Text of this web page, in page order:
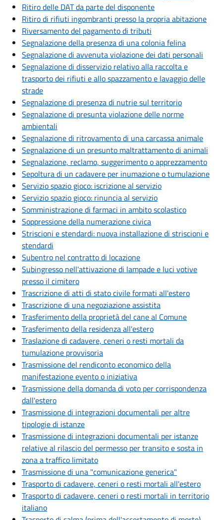
Ritiro delle DAT da parte del disponente
Ritiro di rifiuti ingombranti presso la propria abitazione
Riversamento del pagamento di tributi
Segnalazione della presenza di una colonia felina
Segnalazione di avvenuta violazione dei dati personali
Segnalazione di disservizio relativo alla raccolta e
trasporto dei rifiuti e allo spazzamento e lavaggio delle
strade
Segnalazione di presenza di nutrie sul territorio
Segnalazione di presunta violazione delle norme
ambientali
Segnalazione di ritrovamento di una carcassa animale
Segnalazione di un presunto maltrattamento di animali
Segnalazione, reclamo, suggerimento o apprezzamento
Sepoltura di un cadavere per inumazione o tumulazione
Servizio spazio gioco: iscrizione al servizio
Servizio spazio gioco: rinuncia al servizio
Somministrazione di farmaci in ambito scolastico
Soppressione della numerazione civica
Striscioni e stendardi: nuova installazione di striscioni e
stendardi
Subentro nel contratto di locazione
Subingresso nell'attivazione di lampade e luci votive
presso il cimitero
Trascrizione di atti di stato civile formati all'estero
Trascrizione di una negoziazione assistita
Trasferimento della proprietà del cane al Comune
Trasferimento della residenza all'estero
Traslazione di cadavere, ceneri o resti mortali da
tumulazione provvisoria
Trasmissione del rendiconto economico della
manifestazione evento o iniziativa
Trasmissione della domanda di voto per corrispondenza
dall'estero
Trasmissione di integrazioni documentali per altre
tipologie di istanze
Trasmissione di integrazioni documentali per istanze
relative al rilascio del permesso per transito e sosta in
zona a traffico limitato
Trasmissione di una "comunicazione generica"
Trasporto di cadavere, ceneri o resti mortali all'estero
Trasporto di cadavere, ceneri o resti mortali in territorio
italiano